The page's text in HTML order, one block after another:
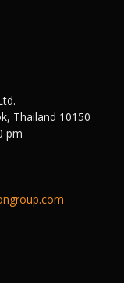
Thailand 10150
pm